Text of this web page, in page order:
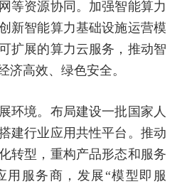
等资源协同。加强智能算力
新智能算力基础设施运营模
扩展的算力云服务，推动智
济高效、绿色安全。
环境。 布局建设一批国家人
建行业应用共性平台。推动
转型，重构产品形态和服务
用服务商，发展 “模型即服